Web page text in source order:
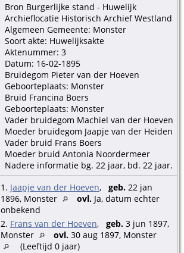
Bron Burgerlijke stand - Huwelijk
Archieflocatie Historisch Archief Westland
Algemeen Gemeente: Monster
Soort akte: Huwelijksakte
Aktenummer: 3
Datum: 16-02-1895
Bruidegom Pieter van der Hoeven
Geboorteplaats: Monster
Bruid Francina Boers
Geboorteplaats: Monster
Vader bruidegom Machiel van der Hoeven
Moeder bruidegom Jaapje van der Heiden
Vader bruid Frans Boers
Moeder bruid Antonia Noordermeer
Nadere informatie bg. 22 jaar, bd. 22 jaar.
1. Jaapje van der Hoeven, geb. 22 jan
1896, Monster
ovl. Ja, datum echter
onbekend
2. Frans van der Hoeven, geb. 3 jun 1897,
Monster
ovl. 30 aug 1897, Monster
(Leeftijd 0 jaar)